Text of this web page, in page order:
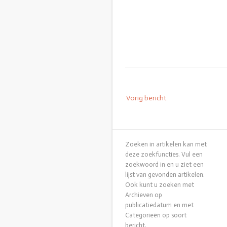
navigatie
Vorig bericht
Zoeken in artikelen kan met
deze zoekfuncties. Vul een
zoekwoord in en u ziet een
lijst van gevonden artikelen.
Ook kunt u zoeken met
Archieven op
publicatiedatum en met
Categorieën op soort
bericht.